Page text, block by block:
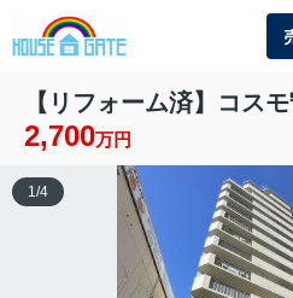
【リフォーム済】コス
2,700万円
1 /4